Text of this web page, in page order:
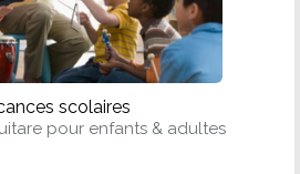
scolaires
pour enfants & adultes